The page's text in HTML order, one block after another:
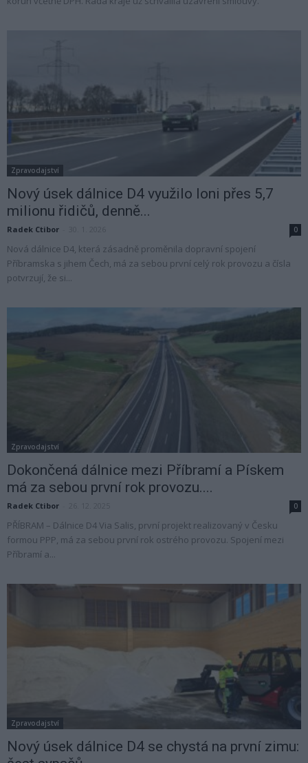
Zpravodajství
Nový úsek dálnice D4 využilo loni přes 5,7
milionu řidičů, denně...
Radek Ctibor 0
Nová dálnice D4, která zásadně proměnila dopravní spojení
Příbramska s jihem Čech, má za sebou první celý rok provozu a čísla
potvrzují, že si...
Zpravodajství
Dokončená dálnice mezi Příbramí a Pískem
má za sebou první rok provozu....
Radek Ctibor 0
PŘÍBRAM – Dálnice D4 Via Salis, první projekt realizovaný v Česku
formou PPP, má za sebou první rok ostrého provozu. Spojení mezi
Příbramí a...
Zpravodajství
Nový úsek dálnice D4 se chystá na první zimu: